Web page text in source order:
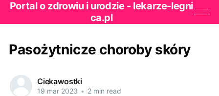
Portal o zdrowiu i urodzie - lekarze-legni
ca.pl
Pasożytnicze choroby skóry
Ciekawostki
19 mar 2023 • 2 min read